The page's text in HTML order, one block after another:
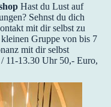
Hast du Lust auf
Sehnst du dich
mit dir selbst zu
Gruppe von bis 7
mit dir selbst
11-13.30 Uhr 50,- Euro,